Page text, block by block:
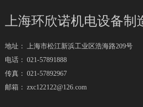
地址： 上海市松江新浜工业区浩海路209号
电话： 021-57891888
传真： 021-57892967
邮箱： zxc122122@126.com
上海环欣诺机电设备制